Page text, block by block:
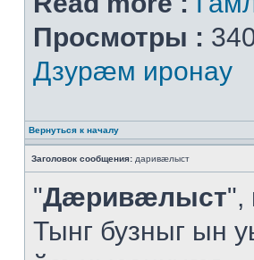
Просмотры :
Дзурæм иронау
Вернуться к началу
Заголовок сообщения: даривæлыст
"Дæривæлыст",
Тынг бузныг ын